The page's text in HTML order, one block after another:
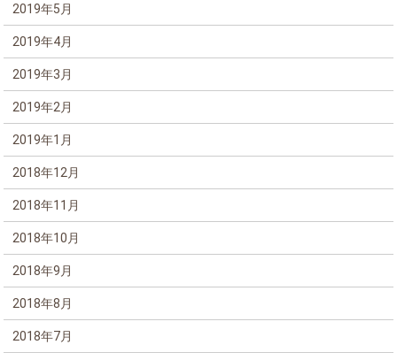
2019年5月
2019年4月
2019年3月
2019年2月
2019年1月
2018年12月
2018年11月
2018年10月
2018年9月
2018年8月
2018年7月